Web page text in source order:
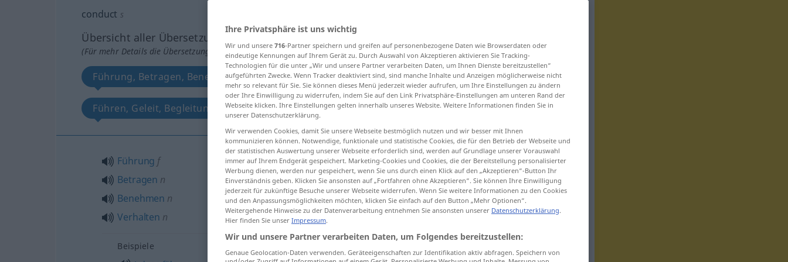
conduct s
Übersicht aller Übersetzungen
(Für mehr Details die Übersetzung anklicken/antippen)
Führung, Betragen, Benehmen, Verhalten Führung, Leitung, Verwaltung
Führen, Geleit, Begleitung Schutzgeleit Aus-, Durchführung
Führung f
Betragen n
Benehmen n
Verhalten n
conduct behaviour FIG
Beispiele
Ihre Privatsphäre ist uns wichtig
Wir und unsere 716-Partner speichern und greifen auf personenbezogene Daten wie Browserdaten oder
eindeutige Kennungen auf Ihrem Gerät zu. Durch Auswahl von Akzeptieren aktivieren Sie Tracking-
Technologien für die unter „Wir und unsere Partner verarbeiten Daten, um Ihnen Dienste bereitzustellen“
aufgeführten Zwecke. Wenn Tracker deaktiviert sind, sind manche Inhalte und Anzeigen möglicherweise nicht
mehr so relevant für Sie. Sie können dieses Menü jederzeit wieder aufrufen, um Ihre Einstellungen zu ändern
oder Ihre Einwilligung zu widerrufen, indem Sie auf den Link Privatsphäre-Einstellungen am unteren Rand der
Webseite klicken. Ihre Einstellungen gelten innerhalb unseres Website. Weitere Informationen finden Sie in
unserer Datenschutzerklärung.
Wir verwenden Cookies, damit Sie unsere Webseite bestmöglich nutzen und wir besser mit Ihnen
kommunizieren können. Notwendige, funktionale und statistische Cookies, die für den Betrieb der Webseite und
der statistischen Auswertung unserer Webseite erforderlich sind, werden auf Grundlage unserer Vorauswahl
immer auf Ihrem Endgerät gespeichert. Marketing-Cookies und Cookies, die der Bereitstellung personalisierter
Werbung dienen, werden nur gespeichert, wenn Sie uns durch einen Klick auf den „Akzeptieren“-Button Ihr
Einverständnis geben. Klicken Sie ansonsten auf „Fortfahren ohne Akzeptieren“. Sie können Ihre Einwilligung
jederzeit für zukünftige Besuche unserer Webseite widerrufen. Wenn Sie weitere Informationen zu den Cookies
und den Anpassungsmöglichkeiten möchten, klicken Sie einfach auf den Button „Mehr Optionen“.
Weitergehende Hinweise zu der Datenverarbeitung entnehmen Sie ansonsten unserer Datenschutzerklärung.
Hier finden Sie unser Impressum.
Wir und unsere Partner verarbeiten Daten, um Folgendes bereitzustellen:
Genaue Geolocation-Daten verwenden. Geräteeigenschaften zur Identifikation aktiv abfragen. Speichern von